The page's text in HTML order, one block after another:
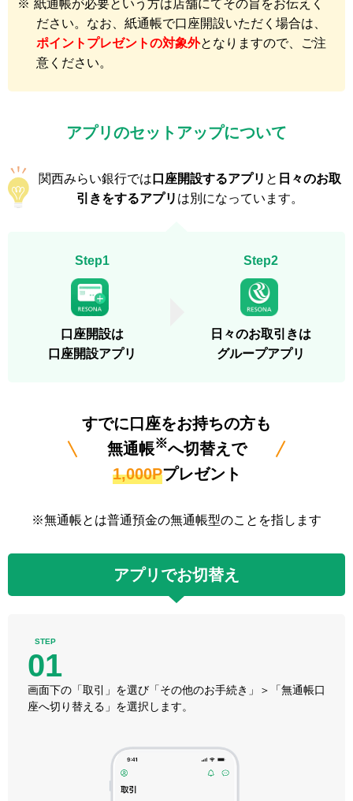
※ 紙通帳が必要という方は店舗にてその旨をお伝えく
ださい。なお、紙通帳で口座開設いただく場合は、
ポイントプレゼントの対象外となりますので、ご注
意ください。
アプリのセットアップについて
関西みらい銀行では 口座開設するアプリ と 日々のお取
引きをするアプリ は別になっています。
Step1
口座開設は
口座開設アプリ
Step2
日々のお取引きは
グループアプリ
すでに口座をお持ちの方も
無通帳※へ切替えで
1,000Pプレゼント
※無通帳とは普通預金の無通帳型のことを指します
アプリでお切替え
STEP
01
画面下の「取引」を選び「その他のお手続き」＞「無通帳口
座へ切り替える」を選択します。